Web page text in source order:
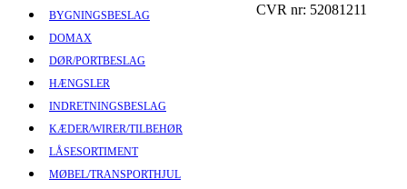
BYGNINGSBESLAG
DOMAX
DØR/PORTBESLAG
HÆNGSLER
INDRETNINGSBESLAG
KÆDER/WIRER/TILBEHØR
LÅSESORTIMENT
MØBEL/TRANSPORTHJUL
CVR nr: 52081211